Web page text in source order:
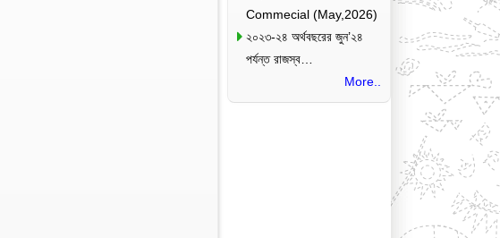
Commecial (May,2026)
২০২৩-২৪ অর্থবছরের জুন’২৪
পর্যন্ত রাজস্ব…
More..